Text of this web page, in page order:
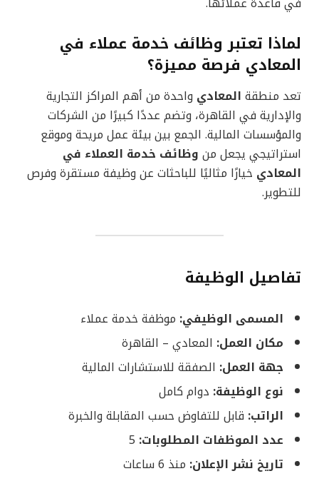
لماذا تعتبر وظائف خدمة عملاء في
المعادي فرصة مميزة؟
تعد منطقة المعادي واحدة من أهم المراكز التجارية
والإدارية في القاهرة، وتضم عددًا كبيرًا من الشركات
والمؤسسات المالية. الجمع بين بيئة عمل مريحة وموقع
استراتيجي يجعل من وظائف خدمة العملاء في
المعادي خيارًا مثاليًا للباحثات عن وظيفة مستقرة وفرص
للتطوير.
تفاصيل الوظيفة
المسمى الوظيفي: موظفة خدمة عملاء
مكان العمل: المعادي – القاهرة
جهة العمل: الصفقة للاستشارات المالية
نوع الوظيفة: دوام كامل
الراتب: قابل للتفاوض حسب المقابلة والخبرة
عدد الموظفات المطلوبات:
تاريخ نشر الإعلان: منذ 6 ساعات